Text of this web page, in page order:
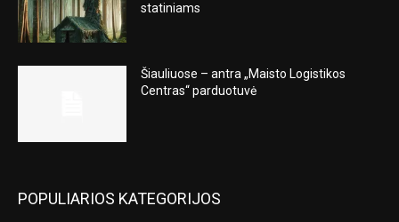
statiniams
Šiauliuose – antra „Maisto Logistikos
Centras“ parduotuvė
POPULIARIOS KATEGORIJOS